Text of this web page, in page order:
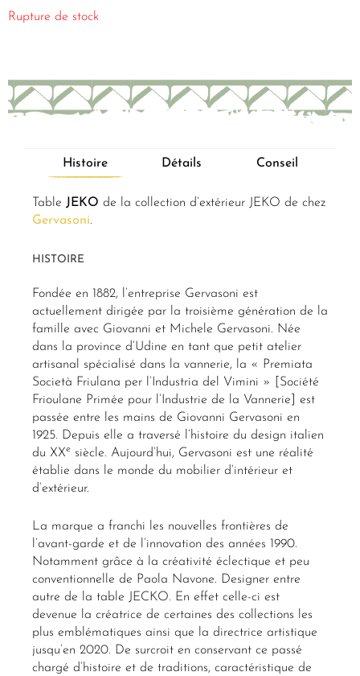
Rupture de stock
Histoire Détails Conseil
Table JEKO de la collection d’extérieur JEKO de chez
Gervasoni.
HISTOIRE
Fondée en 1882, l’entreprise Gervasoni est
actuellement dirigée par la troisième génération de la
famille avec Giovanni et Michele Gervasoni. Née
dans la province d’Udine en tant que petit atelier
artisanal spécialisé dans la vannerie, la « Premiata
Società Friulana per l’Industria del Vimini » [Société
Frioulane Primée pour l’Industrie de la Vannerie] est
passée entre les mains de Giovanni Gervasoni en
1925. Depuis elle a traversé l’histoire du design italien
du XXe siècle. Aujourd’hui, Gervasoni est une réalité
établie dans le monde du mobilier d’intérieur et
d’extérieur.
La marque a franchi les nouvelles frontières de
l’avant-garde et de l’innovation des années 1990.
Notamment grâce à la créativité éclectique et peu
conventionnelle de Paola Navone. Designer entre
autre de la table JECKO. En effet celle-ci est
devenue la créatrice de certaines des collections les
plus emblématiques ainsi que la directrice artistique
jusqu’en 2020. De surcroit en conservant ce passé
chargé d’histoire et de traditions, caractéristique de